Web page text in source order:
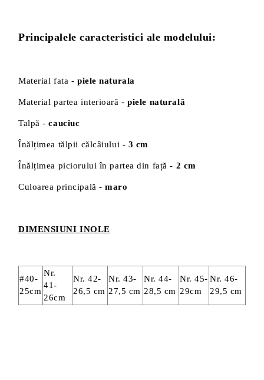
Principalele caracteristici ale modelului:
Material fata - piele naturala
Material partea interioară -piele naturală
Talpă -cauciuc
Înălțimea tălpii călcâiului - 3 cm
Înălțimea piciorului în partea din față- 2 cm
Culoarea principală -maro
DIMENSIUNI INOLE
#40-
25cm
Nr.
41-
26cm
Nr. 42-
26,5 cm
Nr. 43-
27,5 cm
Nr. 44-
28,5 cm
Nr. 45-
29cm
Nr. 46-
29,5 cm